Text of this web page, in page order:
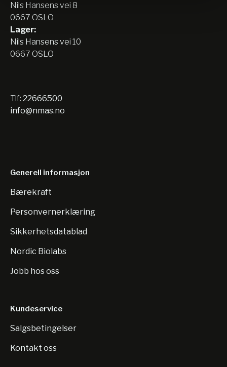
Nils Hansens vei 8
0667 OSLO
Lager:
Nils Hansens vei 10
0667 OSLO
Tlf: 22666500
info@nmas.no
Generell informasjon
Bærekraft
Personvernerklæring
Sikkerhetsdatablad
Nordic Biolabs
Jobb hos oss
Kundeservice
Salgsbetingelser
Kontakt oss